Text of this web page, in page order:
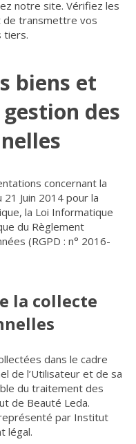
notre site. Vérifiez les
de transmettre vos
tiers.
biens et
des
concernant la
Juin 2014 pour la
la Loi Informatique
du Règlement
(RGPD : n° 2016-
la collecte
dans le cadre
de l’Utilisateur et de sa
du traitement des
de Beauté Leda.
par Institut
légal.